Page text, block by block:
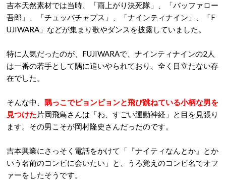
吉本天然素材では当時、「雨上がり決死隊」、「バッファロー
吾郎」、「チュッパチャプス」、「ナインティナイン」、「F
UJIWARA」などが集まり歌やダンスを披露していました。
特に人気だったのが、FUJIWARAで、ナインティナインの2人
は一番の若手として隅に追いやられており、全く目立たない存
在でした。
そんな中、 隅っこでピョンピョンと飛び跳ねている小柄な男を
見つけた 片岡飛鳥さんは「わ、すごい運動神経」と目を見張り
ます。その男こそが岡村隆史さんだったのです。
吉本興業にさっそく電話をかけて「『ナイティなんとか』とか
いう名前のコンビに会いたい」と、うろ覚えのコンビ名でオフ
ァーをしたそうです。